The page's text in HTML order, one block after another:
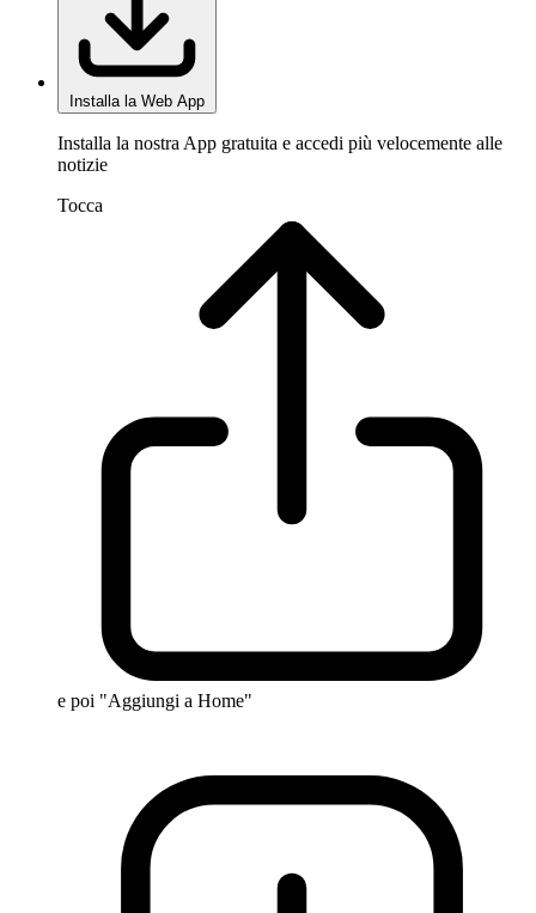
Installa la Web App
Installa la nostra App gratuita e accedi più velocemente alle
notizie
Tocca
e poi "Aggiungi a Home"